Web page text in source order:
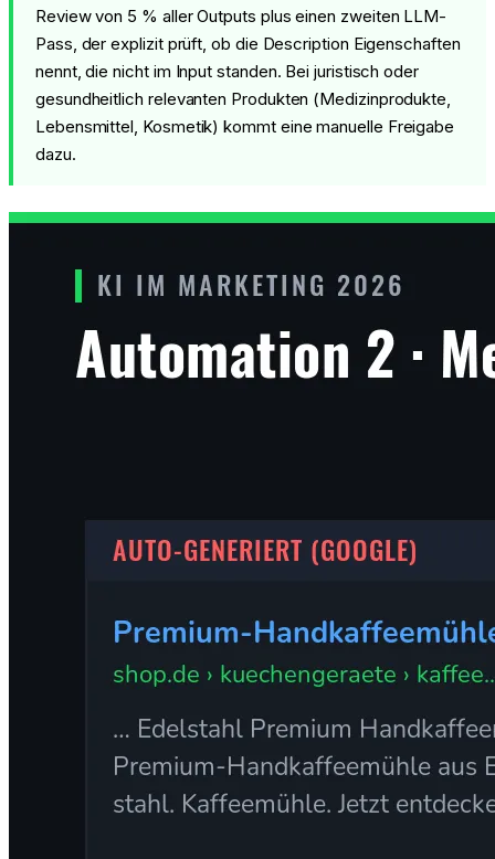
Review von 5 % aller Outputs plus einen zweiten LLM-
Pass, der explizit prüft, ob die Description Eigenschaften
nennt, die nicht im Input standen. Bei juristisch oder
gesundheitlich relevanten Produkten (Medizinprodukte,
Lebensmittel, Kosmetik) kommt eine manuelle Freigabe
dazu.